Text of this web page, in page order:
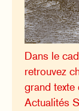
Dans le
retrouvez
grand texte
Actualités